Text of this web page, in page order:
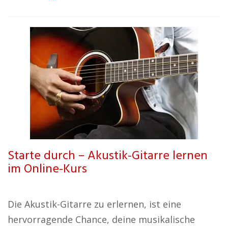
Starte durch – Akustik-Gitarre lernen
im Online-Kurs
Die Akustik-Gitarre zu erlernen, ist eine
hervorragende Chance, deine musikalische